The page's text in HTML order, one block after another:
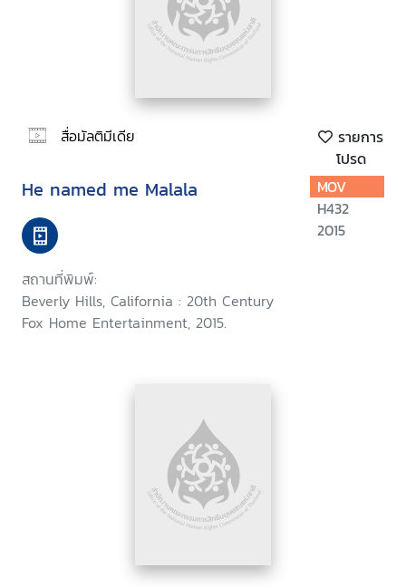
สื่อมัลติมีเดีย
รายการ
โปรด
He named me Malala
สถานที่พิมพ์:
Beverly Hills, California : 20th Century
Fox Home Entertainment, 2015.
MOV
H432
2015